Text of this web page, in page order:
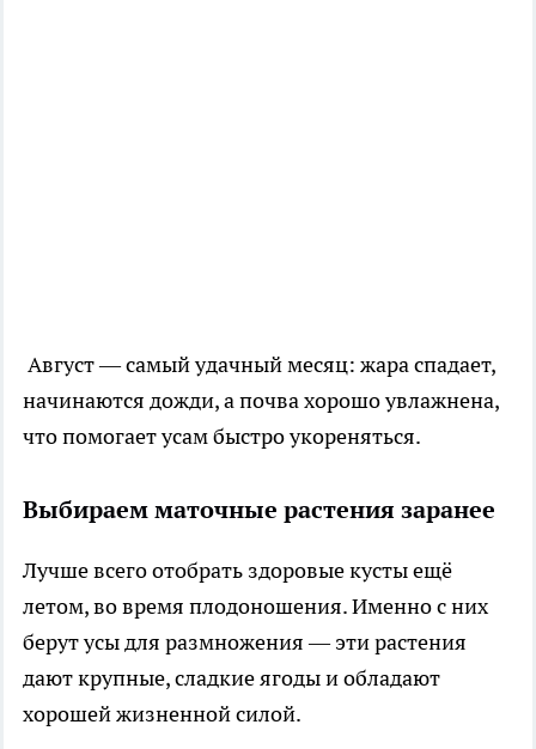
Август — самый удачный месяц: жара спадает,
начинаются дожди, а почва хорошо увлажнена,
что помогает усам быстро укореняться.
Выбираем маточные растения заранее
Лучше всего отобрать здоровые кусты ещё
летом, во время плодоношения. Именно с них
берут усы для размножения — эти растения
дают крупные, сладкие ягоды и обладают
хорошей жизненной силой.